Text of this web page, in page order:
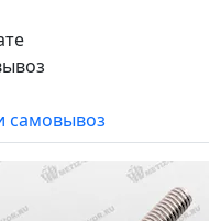
самовывоз